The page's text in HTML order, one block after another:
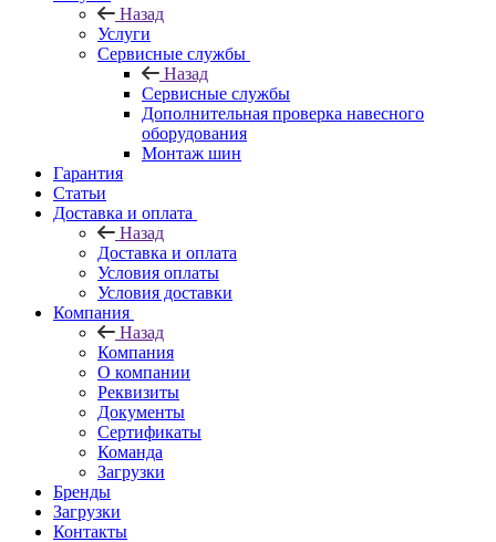
Назад
Услуги
Сервисные службы
Назад
Сервисные службы
Дополнительная проверка навесного
оборудования
Монтаж шин
Гарантия
Статьи
Доставка и оплата
Назад
Доставка и оплата
Условия оплаты
Условия доставки
Компания
Назад
Компания
О компании
Реквизиты
Документы
Сертификаты
Команда
Загрузки
Бренды
Загрузки
Контакты